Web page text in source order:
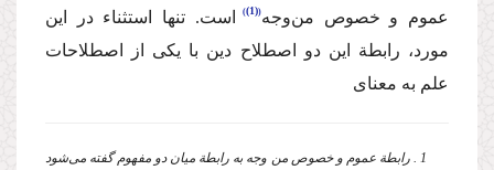
عموم و خصوص من‌وجه (1)
است. تنها استثناء در این
مورد، رابطة این دو اصطلاح دین با یکی از اصطلاحات
علم به معنای
1 . رابطة ‌عموم و خصوص من وجه به رابطة میان دو مفهوم گفته می‌شود